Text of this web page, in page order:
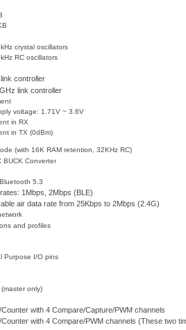
crystal oscillators
RC oscillators
controller
link controller
voltage: 1.71V ~ 3.6V
in RX
in TX (0dBm)
(with 16K RAM retention, 32KHz RC)
BUCK Converter
5.3
1Mbps, 2Mbps (BLE)
air data rate from 25Kbps to 2Mbps (2.4G)
and profiles
Purpose I/O pins
only)
with 4 Compare/Capture/PWM channels
with 4 Compare/PWM channels (These two